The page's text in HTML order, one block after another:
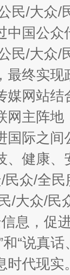
民/大众
中国公
民/大众
最终实
媒网站
网主阵
国际之
、健康
众/全
/大众/民
息，促
“说真
时代现实